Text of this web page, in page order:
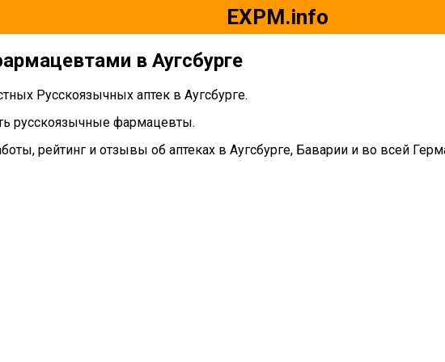
EXPM.info
в Аугсбурге
Русскоязычных аптек в Аугсбурге.
русскоязычные фармацевты.
рейтинг и отзывы об аптеках в Аугсбурге, Баварии и во всей